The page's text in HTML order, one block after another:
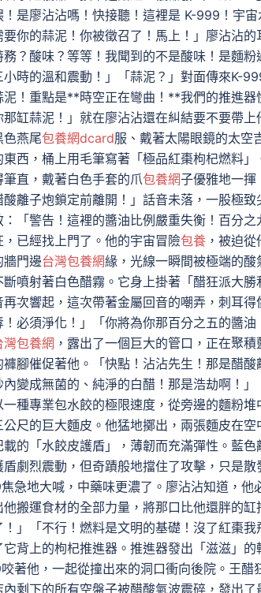
是廖沾沾嗎！快接聽！這裡是 K-999！宇
你的蒜泥！你被徵召了！馬上！」廖沾沾的
務？酸味？等等！我聞到的不是酸味！是麵
時的溫和震動！」「蒜泥？」對面傳來K-
泥！重點是**時空正在彎曲！**我們的推進
缸蒜泥！」就在廖沾沾還在糾結要不要帶上
色燕尾包養網dcard服、戴著太陽眼鏡的太空
東西，桶上用毛筆寫著「極品紅棗枸杞燃料
直，戴著白色手套的爪包養網子優雅地一揮
離子炮鎖定前離開！」話音未落，一股極
「警告！這裡的醬油比例嚴重失衡！百分
已經找上門了。他的宇宙冒險包養 ，被迫
牆門邊台灣包養網緣，光線一瞬間被極端的
噴射著白色醋霧。它身上掛著「醋狂派大
次響起，這次帶著金屬回音的嘲弄，刺耳
必須淨化！」「你將為你那百分之五的醬
灣包養網 ，露出了一個巨大的管口，正在聚
腳催促著他。「快點！沾沾先生！那是醋
變成無菌的、純淨的白醋！那是浩劫啊！
種專業包水餃的極限速度，從旁邊的麵粉
公尺的巨大麵皮。他猛地擲出，兩張麵皮在
載的「水餃皮護盾」，薄韌而充滿彈性。藍
劇烈震動，但奇蹟般地擋住了攻擊，只是
急地大喊，中藥味更濃了。廖沾沾知道，
他搬運食材的全部力量，將那口比他還胖的
」「不行！燃料是文明的基礎！沒了紅棗
背上的枸杞推進器。推進器發出「滋滋」
著他，一起從撞出來的洞口衝向後院。王醋
剩下的所有空盤子被醋酸氣波震碎，發出